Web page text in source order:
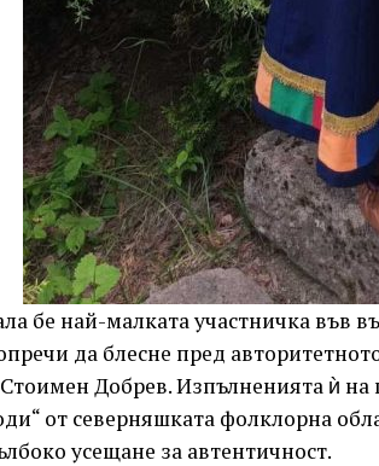
бе най-малката участничка във
да блесне пред
Добрев. Изпълненията ѝ на
от северняшката фолклорна
усещане за автентичност.